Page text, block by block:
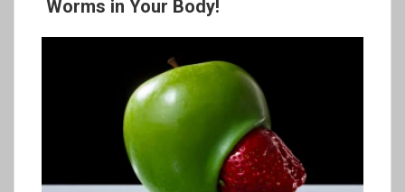
Worms in Your Body!